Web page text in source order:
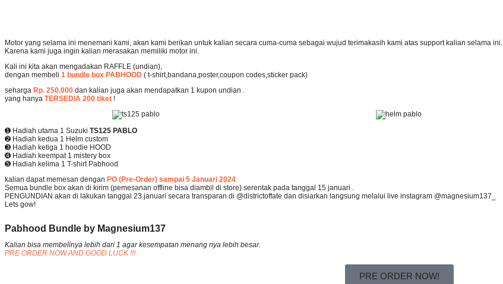
Motor yang selama ini menemani kami, akan kami berikan untuk kalian secara cuma-cuma sebagai wujud terimakasih kami atas support kalian selama ini.
Karena kami juga ingin kalian merasakan memiliki motor ini.
Kali ini kita akan mengadakan RAFFLE (undian),
dengan membeli 1 bundle box PABHOOD ( t-shirt,bandana,poster,coupon codes,sticker pack)
seharga Rp. 250.000 dan kalian juga akan mendapatkan 1 kupon undian .
yang hanya TERSEDIA 200 tiket !
➊ Hadiah utama 1 Suzuki TS125 PABLO
➋ Hadiah kedua 1 Helm custom
➌ Hadiah ketiga 1 hoodie HOOD
➍ Hadiah keempat 1 mistery box
➎ Hadiah kelima 1 T-shirt Pabhood
kalian dapat memesan dengan PO (Pre-Order) sampai 5 Januari 2024.
Semua bundle box akan di kirim (pemesanan offline bisa diambil di store) serentak pada tanggal 15 januari .
PENGUNDIAN akan di lakukan tanggal 23 januari secara transparan di @districtoffate dan disiarkan langsung melalui live instagram @magnesium137_
Lets gow!
Pabhood Bundle by Magnesium137
Kalian bisa membelinya lebih dari 1 agar kesempatan menang nya lebih besar.
PRE ORDER NOW AND GOOD LUCK !!!
PRE ORDER NOW!